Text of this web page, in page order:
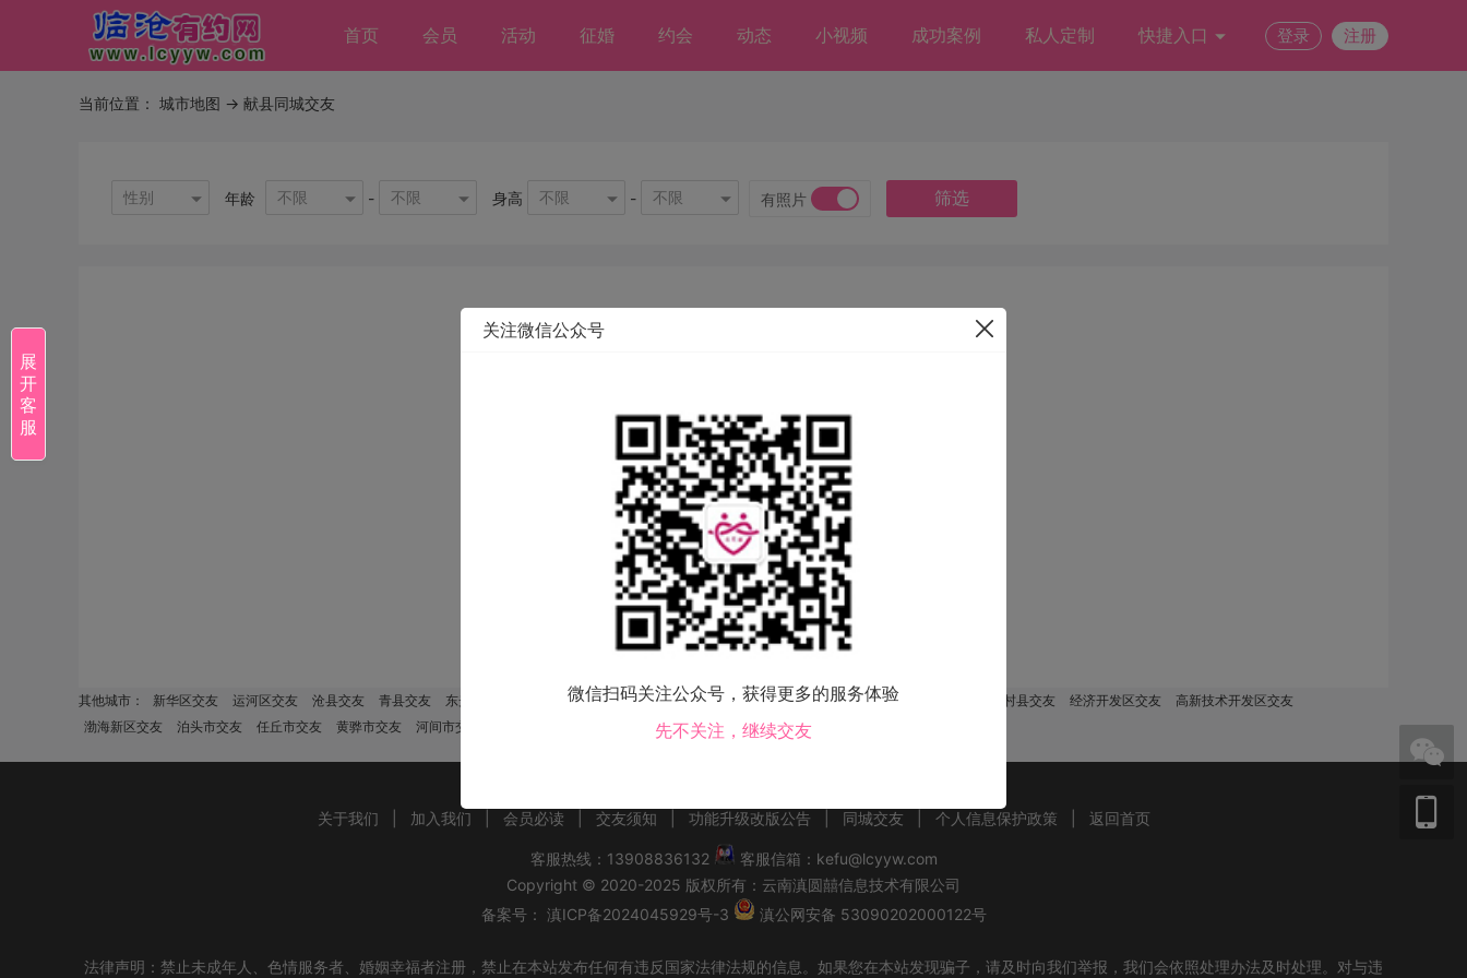
首页 会员 活动 征婚 约会 动态 小视频 成功案例 私人定制 快捷入口 登录 注册
当前位置： 城市地图 -> 献县同城交友
性别 年龄 不限 - 不限 身高 不限 - 不限 有照片 筛选
该地区没有会员，换个城市试试！
其他城市： 新华区交友 运河区交友 沧县交友 青县交友 东光县交友 海兴县交友 盐山县交友 肃宁县交友 南皮县交友 吴桥县交友 孟村县交友 经济开发区交友
高新技术开发区交友
渤海新区交友
泊头市交友 任丘市交友 黄骅市交友 河间市交友
关于我们 加入我们 会员必读 交友须知 功能升级改版公告 同城交友 个人信息保护政策 返回首页
客服热线：13908836132
客服信箱：kefu@lcyyw.com
Copyright © 2020-2025 版权所有： 云南滇圆囍信息技术有限公司
备案号： 滇ICP备2024045929号-3 滇公网安备 53090202000122号
法律声明：禁止未成年人、色情服务者、婚姻幸福者注册，禁止在本站发布任何有违反国家法律法规的信息。如果您在本站发现骗子，请及时向我们举报，我们会依照处理办法及时处理。对与违
展
开
客
服
关注微信公众号
微信扫码关注公众号，获得更多的服务体验
先不关注，继续交友